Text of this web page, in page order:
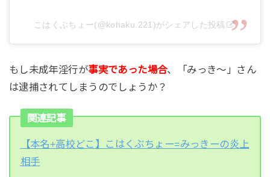
こはくぶちょー(@kohaku.221)がシェアした投稿
もし未成年淫行が事実であった場合、「みっき～」さん
は逮捕されてしまうのでしょうか？
関連記事
【本名+高校どこ】こはくぶちょー=みっきーの炎上
相手